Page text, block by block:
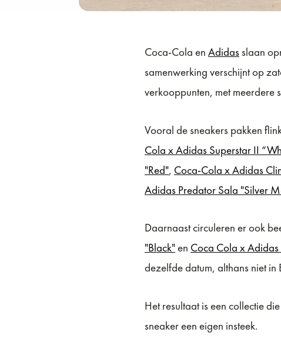
Coca-Cola en Adidas slaan
samenwerking verschijnt op
verkooppunten, met meerdere
Vooral de sneakers pakken
Cola x Adidas Superstar II
"Red", Coca-Cola x Adidas
Adidas Predator Sala "Silver
Daarnaast circuleren er ook
"Black"en Coca Cola x
dezelfde datum, althans niet in
Het resultaat is een collectie
sneaker een eigen insteek.